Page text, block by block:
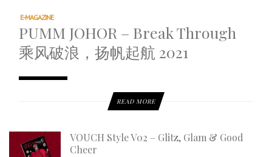
E-MAGAZINE
PUMM JOHOR – Break Through
乘风破浪，扬帆起航 2021
READ MORE
VOUCH Style V02 – Glitz, Glam & Good
Cheer